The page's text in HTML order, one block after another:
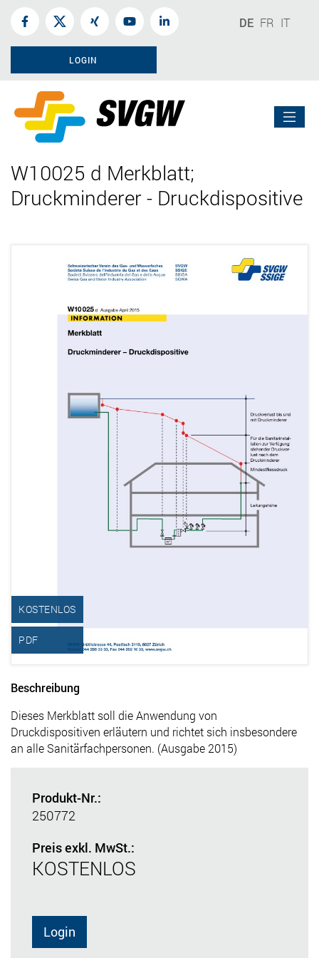
DE FR IT
LOGIN
W10025 d Merkblatt;
Druckminderer - Druckdispositive
KOSTENLOS
PDF
Beschreibung
Dieses Merkblatt soll die Anwendung von
Druckdispositiven erläutern und richtet sich insbesondere
an alle Sanitärfachpersonen. (Ausgabe 2015)
Produkt-Nr.:
250772
Preis exkl. MwSt.:
KOSTENLOS
Login